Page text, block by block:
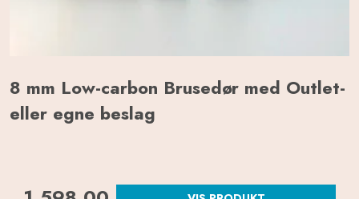
8 mm Low-carbon Brusedør med Outlet-
eller egne beslag